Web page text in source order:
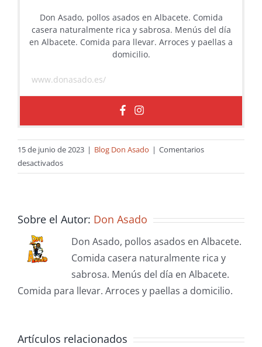
Don Asado, pollos asados en Albacete. Comida
casera naturalmente rica y sabrosa. Menús del día
en Albacete. Comida para llevar. Arroces y paellas a
domicilio.
www.donasado.es/
15 de junio de 2023 | Blog Don Asado | Comentarios
desactivadosen
Las
de
Asado
Sobre el Autor: Don Asado
Don Asado, pollos asados en Albacete.
Comida casera naturalmente rica y
sabrosa. Menús del día en Albacete.
Comida para llevar. Arroces y paellas a domicilio.
Artículos relacionados